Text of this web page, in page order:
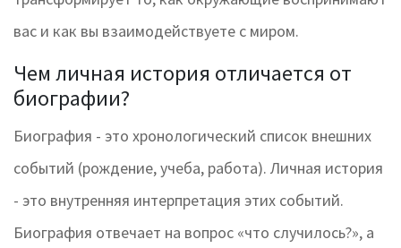
вас и как вы взаимодействуете с миром.
Чем личная история отличается от
биографии?
Биография - это хронологический список внешних
событий (рождение, учеба, работа). Личная история
- это внутренняя интерпретация этих событий.
Биография отвечает на вопрос «что случилось?», а